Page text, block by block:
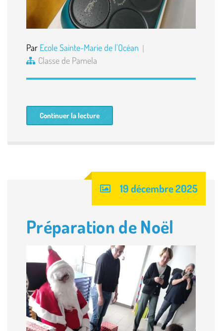
Par Ecole Sainte-Marie de l'Océan
Classe de Pamela
Continuer la lecture
19 décembre 2025
Préparation de Noël